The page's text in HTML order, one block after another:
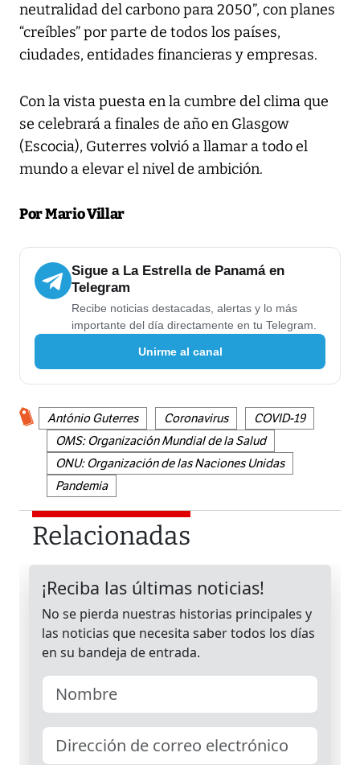
neutralidad del carbono para 2050”, con planes
“creíbles” por parte de todos los países,
ciudades, entidades financieras y empresas.
Con la vista puesta en la cumbre del clima que
se celebrará a finales de año en Glasgow
(Escocia), Guterres volvió a llamar a todo el
mundo a elevar el nivel de ambición.
Por Mario Villar
Sigue a La Estrella de Panamá en
Telegram
Recibe noticias destacadas, alertas y lo más
importante del día directamente en tu Telegram.
Unirme al canal
António Guterres Coronavirus
COVID-19
OMS: Organización Mundial de la Salud
ONU: Organización de las Naciones Unidas
Pandemia
Relacionadas